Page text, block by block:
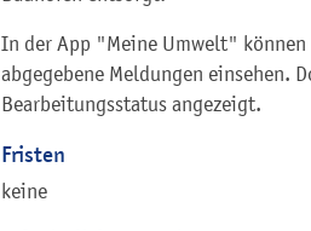
In der App "Meine Umwelt"
abgegebene Meldungen einsehen.
Bearbeitungsstatus angezeigt.
Fristen
keine